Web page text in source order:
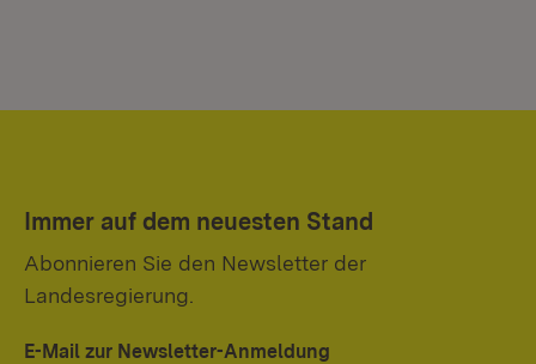
Immer auf dem neuesten Stand
Abonnieren Sie den Newsletter der
Landesregierung.
E-Mail zur Newsletter-Anmeldung